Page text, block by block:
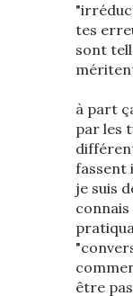
tes
sont
à part
par les
fassent
je suis
être